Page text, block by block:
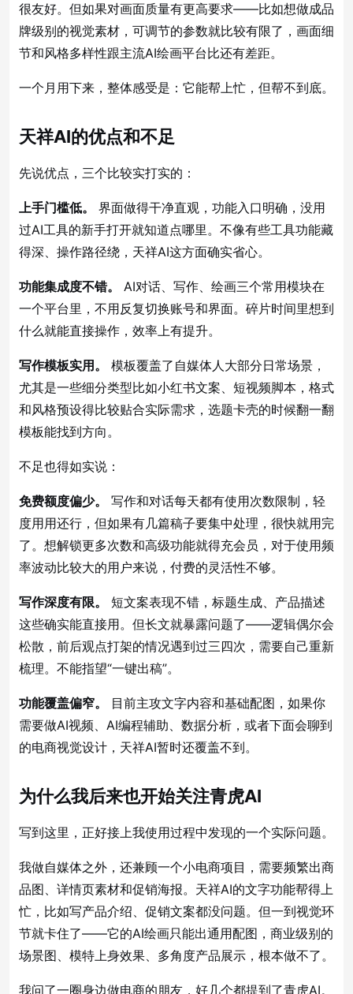
很友好。但如果对画面质量有更高要求——比如想做成品
牌级别的视觉素材，可调节的参数就比较有限了，画面细
节和风格多样性跟主流AI绘画平台比还有差距。
一个月用下来，整体感受是：它能帮上忙，但帮不到底。
天祥AI的优点和不足
先说优点，三个比较实打实的：
上手门槛低。
界面做得干净直观，功能入口明确，没用
过AI工具的新手打开就知道点哪里。不像有些工具功能藏
得深、操作路径绕，天祥AI这方面确实省心。
功能集成度不错。
AI对话、写作、绘画三个常用模块在
一个平台里，不用反复切换账号和界面。碎片时间里想到
什么就能直接操作，效率上有提升。
写作模板实用。
模板覆盖了自媒体人大部分日常场景，
尤其是一些细分类型比如小红书文案、短视频脚本，格式
和风格预设得比较贴合实际需求，选题卡壳的时候翻一翻
模板能找到方向。
不足也得如实说：
免费额度偏少。
写作和对话每天都有使用次数限制，轻
度用用还行，但如果有几篇稿子要集中处理，很快就用完
了。想解锁更多次数和高级功能就得充会员，对于使用频
率波动比较大的用户来说，付费的灵活性不够。
写作深度有限。
短文案表现不错，标题生成、产品描述
这些确实能直接用。但长文就暴露问题了——逻辑偶尔会
松散，前后观点打架的情况遇到过三四次，需要自己重新
梳理。不能指望“一键出稿”。
功能覆盖偏窄。
目前主攻文字内容和基础配图，如果你
需要做AI视频、AI编程辅助、数据分析，或者下面会聊到
的电商视觉设计，天祥AI暂时还覆盖不到。
为什么我后来也开始关注青虎AI
写到这里，正好接上我使用过程中发现的一个实际问题。
我做自媒体之外，还兼顾一个小电商项目，需要频繁出商
品图、详情页素材和促销海报。天祥AI的文字功能帮得上
忙，比如写产品介绍、促销文案都没问题。但一到视觉环
节就卡住了——它的AI绘画只能出通用配图，商业级别的
场景图、模特上身效果、多角度产品展示，根本做不了。
我问了一圈身边做电商的朋友，好几个都提到了青虎AI。